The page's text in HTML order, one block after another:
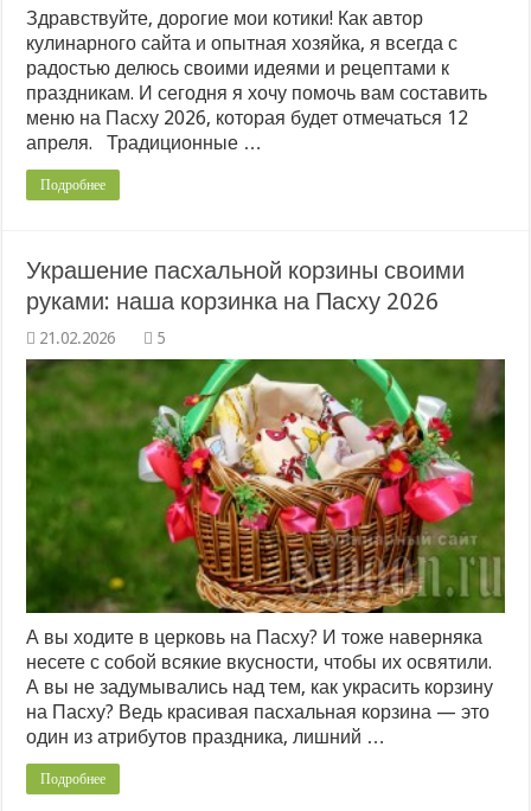
Здравствуйте, дорогие мои котики! Как автор
кулинарного сайта и опытная хозяйка, я всегда с
радостью делюсь своими идеями и рецептами к
праздникам. И сегодня я хочу помочь вам составить
меню на Пасху 2026, которая будет отмечаться 12
апреля. Традиционные …
Подробнее
Украшение пасхальной корзины своими
руками: наша корзинка на Пасху 2026
5
А вы ходите в церковь на Пасху? И тоже наверняка
несете с собой всякие вкусности, чтобы их освятили.
А вы не задумывались над тем, как украсить корзину
на Пасху? Ведь красивая пасхальная корзина — это
один из атрибутов праздника, лишний …
Подробнее